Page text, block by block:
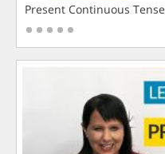
Present Continuous Tense